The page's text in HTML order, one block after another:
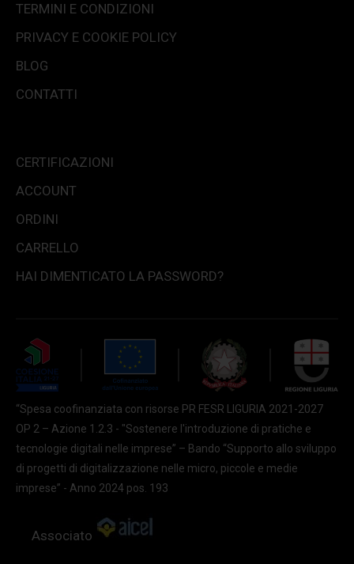
TERMINI E CONDIZIONI
PRIVACY E COOKIE POLICY
BLOG
CONTATTI
CERTIFICAZIONI
ACCOUNT
ORDINI
CARRELLO
HAI DIMENTICATO LA PASSWORD?
“Spesa coofinanziata con risorse PR FESR LIGURIA 2021-2027
OP 2 – Azione 1.2.3 - "Sostenere l'introduzione di pratiche e
tecnologie digitali nelle imprese” – Bando “Supporto allo sviluppo
di progetti di digitalizzazione nelle micro, piccole e medie
imprese” - Anno 2024 pos. 193
Associato